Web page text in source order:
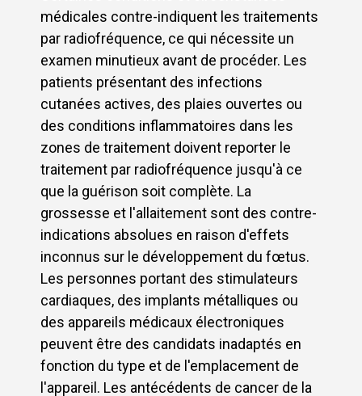
médicales contre-indiquent les traitements
par radiofréquence, ce qui nécessite un
examen minutieux avant de procéder. Les
patients présentant des infections
cutanées actives, des plaies ouvertes ou
des conditions inflammatoires dans les
zones de traitement doivent reporter le
traitement par radiofréquence jusqu'à ce
que la guérison soit complète. La
grossesse et l'allaitement sont des contre-
indications absolues en raison d'effets
inconnus sur le développement du fœtus.
Les personnes portant des stimulateurs
cardiaques, des implants métalliques ou
des appareils médicaux électroniques
peuvent être des candidats inadaptés en
fonction du type et de l'emplacement de
l'appareil. Les antécédents de cancer de la